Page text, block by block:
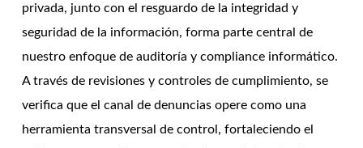
privada, junto con el resguardo de la integridad y
seguridad de la información, forma parte central de
nuestro enfoque de auditoría y compliance informático.
A través de revisiones y controles de cumplimiento, se
verifica que el canal de denuncias opere como una
herramienta transversal de control, fortaleciendo el